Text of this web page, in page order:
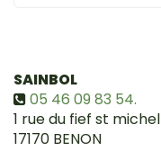
SAINBOL
05 46 09 83 54.
1 rue du fief st michel
17170 BENON